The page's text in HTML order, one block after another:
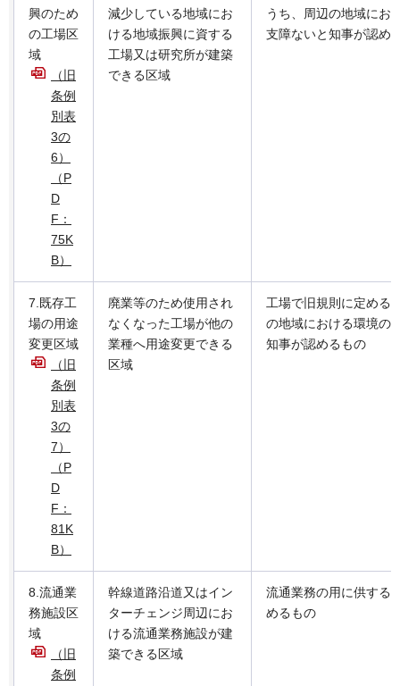
興のため
の工場区
域
（旧
条例
別表
3の
6）
（P
D
F：
75K
B）
減少している地域にお
ける地域振興に資する
工場又は研究所が建築
できる区域
うち、周辺の地域にお
支障ないと知事が認め
7.既存工
場の用途
変更区域
（旧
条例
別表
3の
7）
（P
D
F：
81K
B）
廃業等のため使用され
なくなった工場が他の
業種へ用途変更できる
区域
工場で旧規則に定める
の地域における環境の
知事が認めるもの
8.流通業
務施設区
域
（旧
条例
幹線道路沿道又はイン
ターチェンジ周辺にお
ける流通業務施設が建
築できる区域
流通業務の用に供する
めるもの